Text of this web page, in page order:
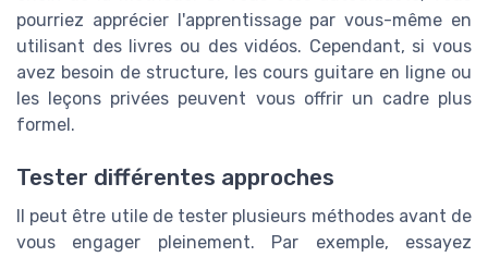
pourriez apprécier l'apprentissage par vous-même en
utilisant des livres ou des vidéos. Cependant, si vous
avez besoin de structure, les cours guitare en ligne ou
les leçons privées peuvent vous offrir un cadre plus
formel.
Tester différentes approches
Il peut être utile de tester plusieurs méthodes avant de
vous engager pleinement. Par exemple, essayez